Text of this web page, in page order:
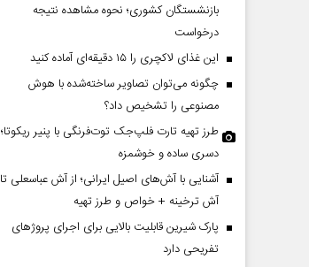
بازنشستگان کشوری؛ نحوه مشاهده نتیجه
درخواست
این غذای لاکچری را ۱۵ دقیقه‌ای آماده کنید
چگونه می‌توان تصاویر ساخته‌شده با هوش
مصنوعی را تشخیص داد؟
طرز تهیه تارت فلپ‌جک توت‌فرنگی با پنیر ریکوتا؛
دسری ساده و خوشمزه
آشنایی با آش‌های اصیل ایرانی؛ از آش عباسعلی تا
آش ترخینه + خواص و طرز تهیه
پارک شیرین قابلیت‌ بالایی برای اجرای پروژهای
تفریحی داردو ایران بر تغییر